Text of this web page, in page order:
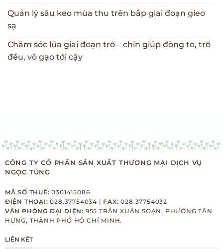
Quản lý sâu keo mùa thu trên bắp giai đoạn gieo
sạ
Chăm sóc lúa giai đoạn trổ – chín giúp đòng to, trổ
đều, vô gạo tới cậy
CÔNG TY CỔ PHẦN SẢN XUẤT THƯƠNG MẠI DỊCH VỤ
NGỌC TÙNG
MÃ SỐ THUẾ: 0301415086
ĐIỆN THOẠI: 028.37754034 | FAX: 028.37754032
VĂN PHÒNG ĐẠI DIỆN: 955 TRẦN XUÂN SOẠN, PHƯỜNG TÂN
HƯNG, THÀNH PHỐ HỒ CHÍ MINH.
LIÊN KẾT